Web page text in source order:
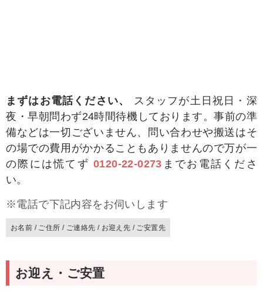
まずはお電話ください、
スタッフが土日祝日・深
夜・早朝問わず24時間待機しております。事前の準
備などは一切ございません、問い合わせや搬送はそ
の場での費用がかかることもありませんので万が一
の際には慌てず0120-22-0273 までお電話くださ
い。
※電話で下記内容をお伺いします
お名前 / ご住所 / ご連絡先 / お迎え先 / ご安置先
お迎え・ご安置